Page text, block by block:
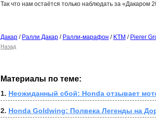
Так что нам остаётся только наблюдать за «Дакаром
Дакар / Ралли Дакар / Ралли-марафон / KTM / Pierer
Назад
Материалы по теме:
1. Неожиданный сбой: Honda отзывает
2. Honda Goldwing: Полвека Легенды на